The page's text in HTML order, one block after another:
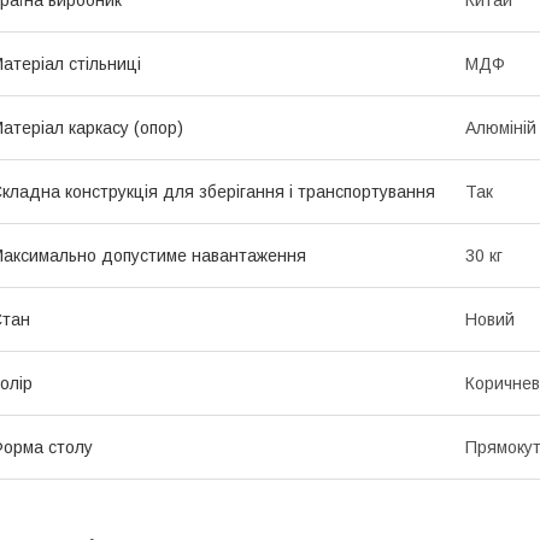
стільниці МДФ
каркасу (опор) Алюміній
конструкція для зберігання і транспортування Так
допустиме навантаження 30 кг
Новий
столу